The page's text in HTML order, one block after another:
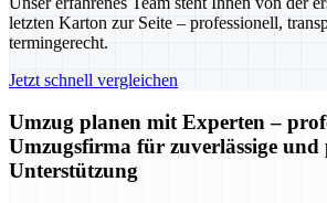
letzten Karton zur Seite – professionell,
termingerecht.
Jetzt schnell vergleichen
Umzug planen mit Experten –
Umzugsfirma für zuverlässige
Unterstützung